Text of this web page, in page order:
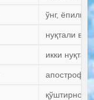
ўнг,
нуқтали
икки нуқта
апостроф,
қўштирноқ